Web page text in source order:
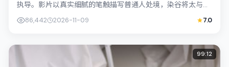
执导。影片以真实细腻的笔触描写普通人处境，染谷将太与胡
86,442 2026-11-09 7.0
99:12